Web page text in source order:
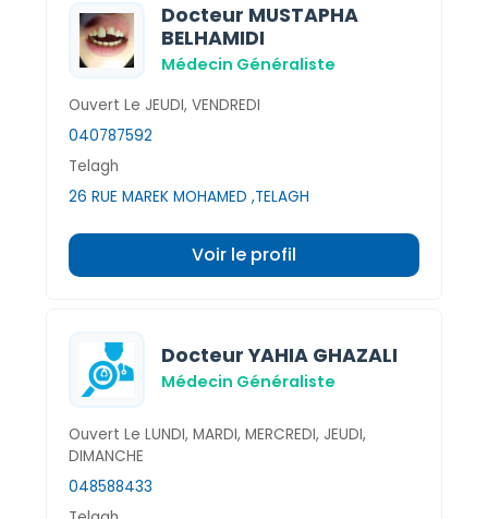
Docteur MUSTAPHA
BELHAMIDI
Médecin Généraliste
Ouvert Le JEUDI, VENDREDI
040787592
Telagh
26 RUE MAREK MOHAMED ,TELAGH
Voir le profil
Docteur YAHIA GHAZALI
Médecin Généraliste
Ouvert Le LUNDI, MARDI, MERCREDI, JEUDI,
DIMANCHE
048588433